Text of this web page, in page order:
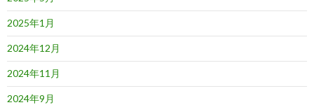
2025年1月
2024年12月
2024年11月
2024年9月